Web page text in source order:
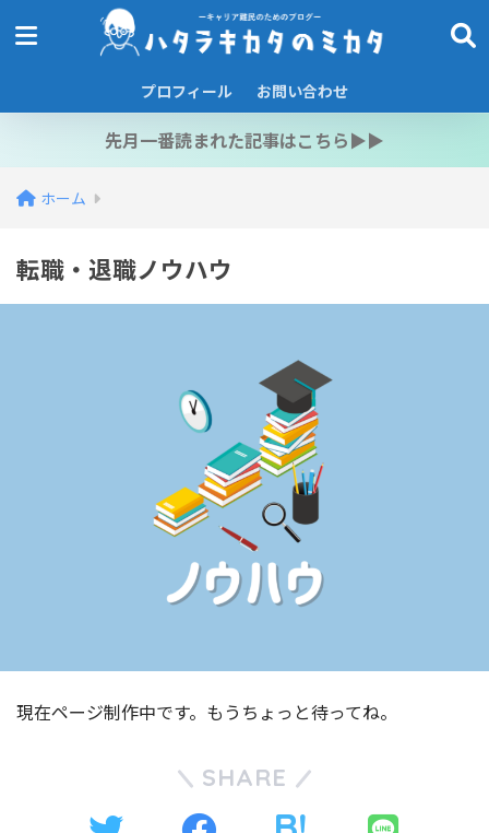
プロフィール お問い合わせ
先月一番読まれた記事はこちら▶︎▶︎
ホーム
転職・退職ノウハウ
現在ページ制作中です。もうちょっと待ってね。
SHARE